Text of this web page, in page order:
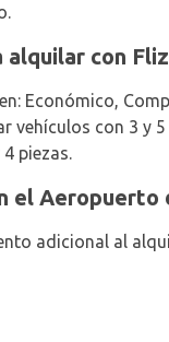
alquilar con
Económico,
vehículos con 3 y
piezas.
el Aeropuerto
adicional al